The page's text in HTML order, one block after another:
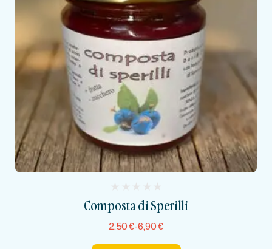
Composta di Sperilli
reviews)
2,50€-6,90€